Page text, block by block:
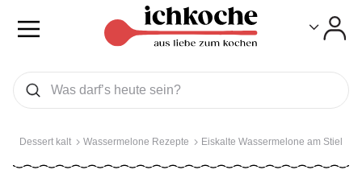
Was wollen Sie suchen
Suchen
Dessert kalt Wassermelone Rezepte Eiskalte Wassermelone am Stiel